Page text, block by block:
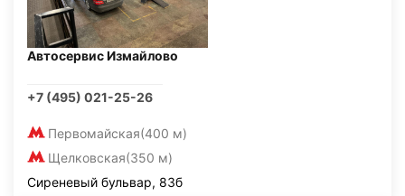
Автосервис Измайлово
+7 (495) 021-25-26
Первомайская(400 м)
Щелковская(350 м)
Сиреневый бульвар, 83б